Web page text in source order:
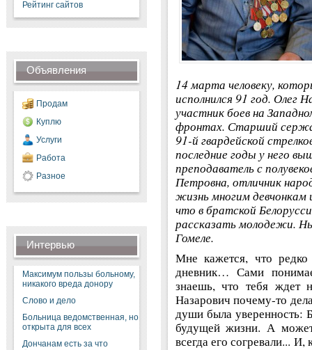
Рейтинг сайтов
Объявления
Продам
Куплю
Услуги
Работа
Разное
Интервью
Максимум пользы больному,
никакого вреда донору
Слово и дело
Больница ведомственная, но
открыта для всех
Дончанам есть за что
14 марта человеку,
исполнился 91 год. Олег
участник боев на
фронтах. Старший
91-й гвардейской
последние годы у него
преподаватель с
Петровна, отличник
жизнь многим девчонкам
что в братской
рассказать молодежи.
Гомеле.
Мне кажется, что редко
дневник… Сами
знаешь, что тебя ждет
Назарович почему-то
души была уверенность:
будущей жизни. А
всегда его согревали...